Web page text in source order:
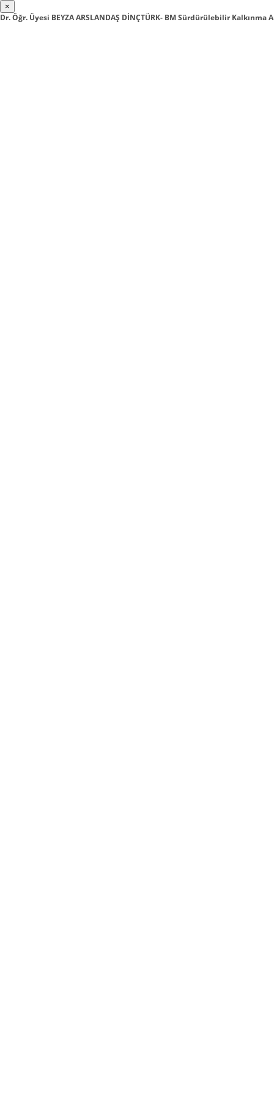
×
Dr. Öğr. Üyesi BEYZA ARSLANDAŞ DİNÇTÜRK- BM Sürdürülebilir Kalkınma